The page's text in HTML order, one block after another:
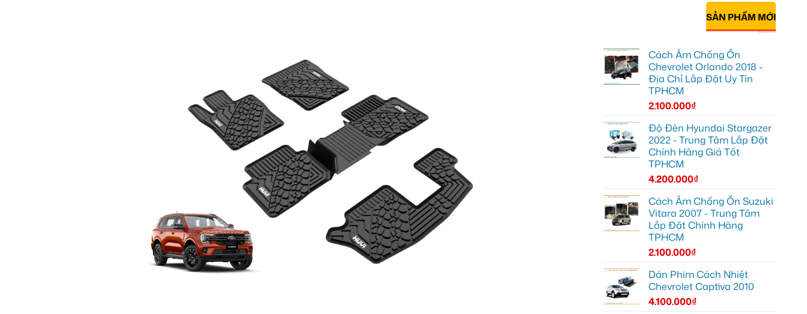
SẢN PHẨM MỚI
Cách Âm Chống Ồn
Chevrolet Orlando 2018 -
Địa Chỉ Lắp Đặt Uy Tín
TPHCM
2.100.000₫
Độ Đèn Hyundai Stargazer
2022 - Trung Tâm Lắp Đặt
Chính Hãng Giá Tốt
TPHCM
4.200.000₫
Cách Âm Chống Ồn Suzuki
Vitara 2007 - Trung Tâm
Lắp Đặt Chính Hãng
TPHCM
2.100.000₫
Dán Phim Cách Nhiệt
Chevrolet Captiva 2010
4.100.000₫